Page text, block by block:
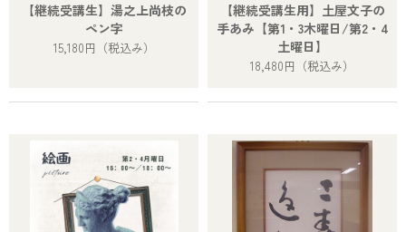
【継続受講生】湯之上尚枝の
ペン字
15,180円 （税込み）
【継続受講生用】土屋文子の
手あみ【第1・3木曜日/第2・4
土曜日】
18,480円 （税込み）